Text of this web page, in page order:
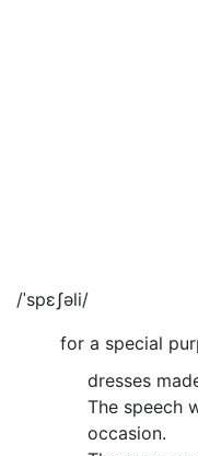
/ˈspɛʃəli/
for a special
dresses
The speech
occasion.